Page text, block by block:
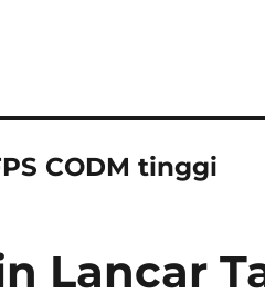
CODM tinggi
Lancar